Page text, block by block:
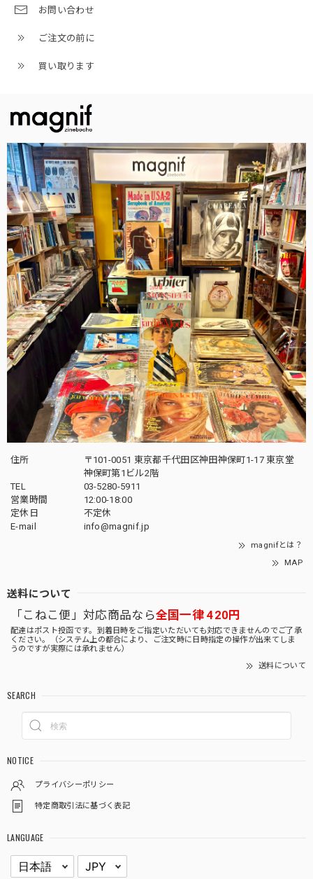
お問い合わせ
ご注文の前に
買い取ります
住所
〒101-0051 東京都千代田区神田神保町1-17 東京堂
神保町第1ビル2階
TEL
03-5280-5911
営業時間
12:00-18:00
定休日
不定休
E-mail
info@magnif.jp
magnifとは？
MAP
送料について
「こねこ便」対応商品なら全国一律 420円
配達はポスト投函です。到着日時をご指定いただいても対応できませんのでご了承
ください。（システム上の都合により、ご注文時に日時指定の操作が出来てしま
うのですが実際には承れません）
送料について
SEARCH
NOTICE
プライバシーポリシー
特定商取引法に基づく表記
LANGUAGE